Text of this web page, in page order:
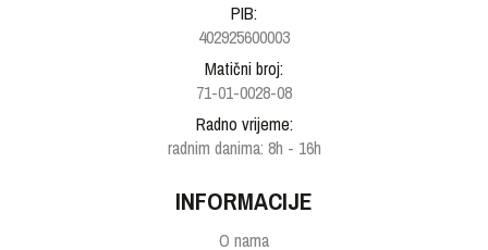
PIB:
402925600003
Matični broj:
71-01-0028-08
Radno vrijeme:
radnim danima: 8h - 16h
INFORMACIJE
O nama